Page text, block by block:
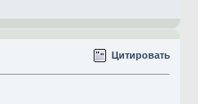
Цитировать